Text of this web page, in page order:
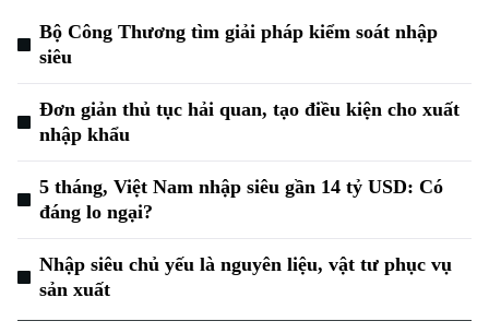
Bộ Công Thương tìm giải pháp kiểm soát nhập
siêu
Đơn giản thủ tục hải quan, tạo điều kiện cho xuất
nhập khẩu
5 tháng, Việt Nam nhập siêu gần 14 tỷ USD: Có
đáng lo ngại?
Nhập siêu chủ yếu là nguyên liệu, vật tư phục vụ
sản xuất